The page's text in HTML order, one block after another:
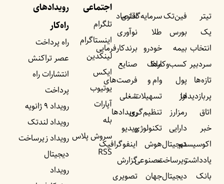
تیتر
یک
انتخاب
سردبیر
تازه‌ها
پربازدید‌ها
اتاق
خبر
اکوسیستم
یادداشت‌
بانک
فین‌تک
بورس
بیمه
کسب‌وکار‌ها
پول
ارز
رمزارز
دارایی
دیجیتال
زیرساخت
دیجیتال
سرمایه‌گذاری
طلا
خودرو
ملک
وام و
تسهیلات
تنظیم‌گری
تکنولوژی
هوش
مصنوعی
جهان
اقتصاد
نوآوری
برندکارفرمایی
صنایع
فرصت‌های
شغلی
رویداد‌ها
ویدیو
اینفوگرافیک
گزارش
تصویری
اجتماعی
تلگرام
اینستاگرام
لینکدین
ایکس
یوتیوب
آپارات
بله
سروش پلاس
RSS
رویداد‌های
راه‌کار
راه پرداخت
عصر تراکنش
انتشارات راه
پرداخت
رویداد ۹ ژانویه
رویداد لندتک
رویداد زیرساخت
دیجیتال
رویداد